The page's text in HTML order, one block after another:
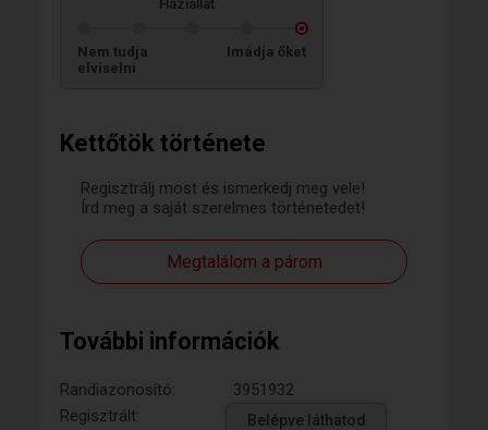
Kettőtök története
Regisztrálj most és ismerkedj meg vele!
Írd meg a saját szerelmes történetedet!
Megtalálom a párom
További információk
Randiazonosító:
3951932
Regisztrált:
Belépve láthatod
Háziállat
Nem tudja
elviselni
Imádja őket